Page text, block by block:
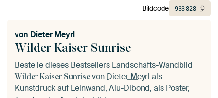
Wilder Kaiser Sunrise
von Dieter Meyrl
Bestelle dieses Bestsellers Landschafts-Wandbild
Wilder Kaiser Sunrise von Dieter Meyrl als
Kunstdruck auf Leinwand, Alu-Dibond, als Poster,
Bildcode 933828